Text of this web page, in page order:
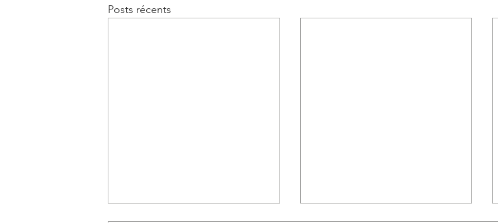
Posts récents